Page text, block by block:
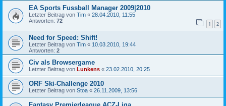
EA Sports Fussball Manager 2009|2010
Letzter Beitrag von Tim « 28.04.2010, 11:55
Antworten: 72 1 2
Need for Speed: Shift!
Letzter Beitrag von Tim « 10.03.2010, 19:44
Antworten: 2
Civ als Browsergame
Letzter Beitrag von Lunkens « 23.02.2010, 20:25
ORF Ski-Challenge 2010
Letzter Beitrag von Stoa « 26.11.2009, 13:56